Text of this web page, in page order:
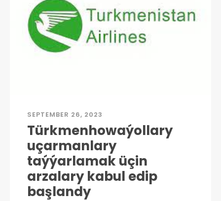
SEPTEMBER 26, 2023
Türkmenhowaýollary
uçarmanlary
taýýarlamak üçin
arzalary kabul edip
başlandy